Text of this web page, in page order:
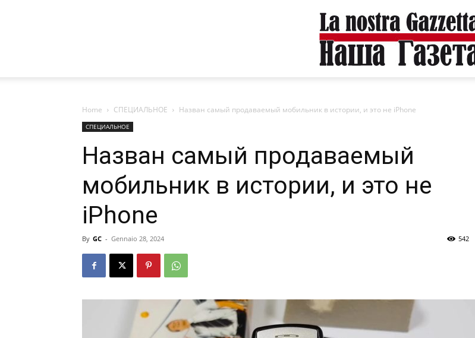
Home СПЕЦИАЛЬНОЕ Назван самый продаваемый мобильник в истории, и это не iPhone
СПЕЦИАЛЬНОЕ
Назван самый продаваемый
мобильник в истории, и это не
iPhone
By GC - Gennaio 28, 2024 542